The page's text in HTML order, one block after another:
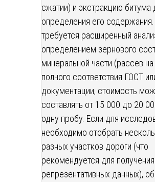
сжатии) и экстракцию битума
определения его содержания.
требуется расширенный
определением зернового
минеральной части (рассев на
полного соответствия ГОСТ
документации, стоимость
составлять от 15 000 до 20
одну пробу. Если для
необходимо отобрать
разных участков дороги (что
рекомендуется для получения
репрезентативных данных),